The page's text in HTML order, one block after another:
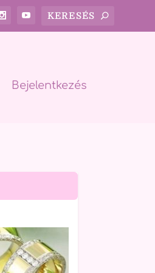
Bejelentkezés